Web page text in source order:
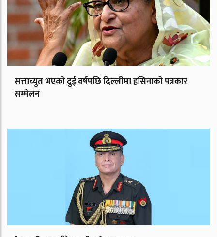
सत्ताच्युत भएको दुई वर्षपछि दिल्लीमा हसिनाको पत्रकार
सम्मेलन